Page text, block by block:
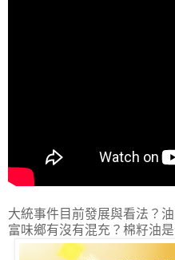
大統事件目前發展與看法？
富味鄉有沒有混充？棉籽油